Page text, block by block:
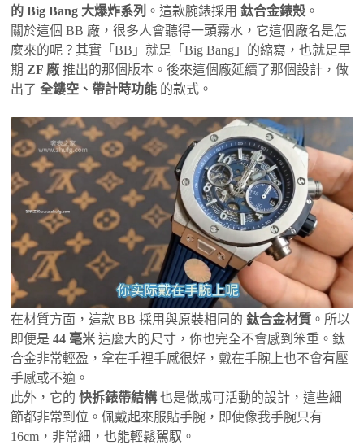
的 Big Bang 大爆炸系列 。這款腕錶採用鈦合金錶殼 。
關於這個 BB 廠，很多人會聽得一頭霧水，它這個廠名是怎
麼來的呢？其實「BB」就是「Big Bang」的縮寫，也就是早
期ZF 廠 推出的那個版本。後來這個廠延續了那個設計，做
出了全鏤空、帶計時功能 的款式。
在材質方面，這款 BB 採用與原裝相同的鈦合金材質 。所以
即便是44 毫米 這麼大的尺寸，你也完全不會感到笨重。鈦
合金非常輕盈，拿在手裡手感很好，戴在手腕上也不會有壓
手感或不適。
此外，它的快拆錶帶結構也是做成可活動的設計，這些細
節都非常到位。佩戴起來服貼手腕，即使像我手腕只有
16cm，非常細，也能輕鬆駕馭。